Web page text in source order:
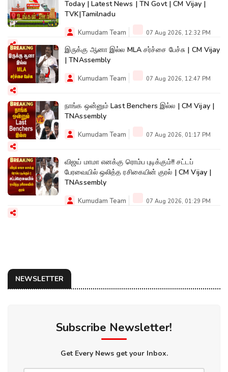
Today | Latest News | TN Govt | CM Vijay |
TVK|Tamilnadu
Kumudam Team 07 Aug 2026, 12:32 PM
இருக்கு ஆனா இல்ல MLA சர்ச்சை பேச்சு | CM Vijay
| TNAssembly
Kumudam Team 07 Aug 2026, 12:47 PM
நாங்க ஒன்னும் Last Benchers இல்ல | CM Vijay |
TNAssembly
Kumudam Team 07 Aug 2026, 01:17 PM
விஜய் மாமா எனக்கு ரொம்ப புடிக்கும்!! சட்டப்
பேரவையில் ஒலித்த ரசிகையின் குரல் | CM Vijay |
TNAssembly
Kumudam Team 07 Aug 2026, 01:29 PM
NEWSLETTER
Subscribe Newsletter!
Get Every News get your Inbox.